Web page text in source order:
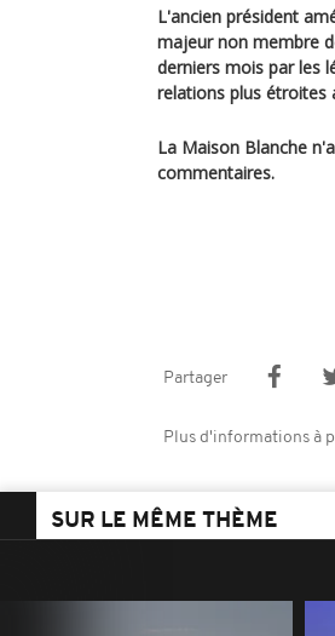
L'ancien président
majeur non membre
derniers mois par les
relations plus étroites
La Maison Blanche
commentaires.
Partager
Plus d'informations à
SUR LE MÊME THÈME